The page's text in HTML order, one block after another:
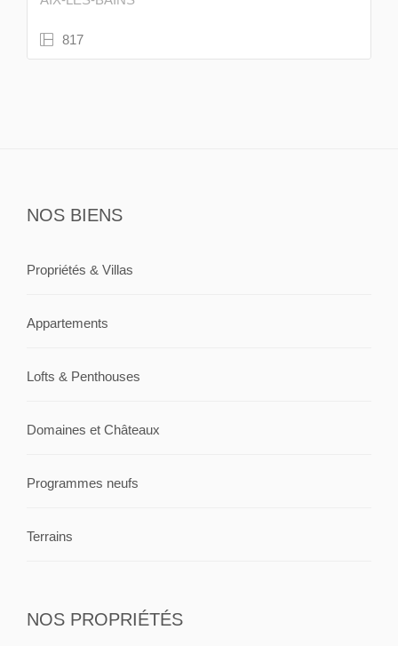
817
NOS BIENS
Propriétés & Villas
Appartements
Lofts & Penthouses
Domaines et Châteaux
Programmes neufs
Terrains
NOS PROPRIÉTÉS